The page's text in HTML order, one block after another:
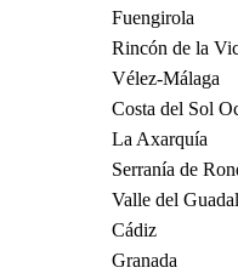
Fuengirola
Rincón de la
Vélez-Málaga
Costa del Sol
La Axarquía
Serranía de
Valle del
Cádiz
Granada